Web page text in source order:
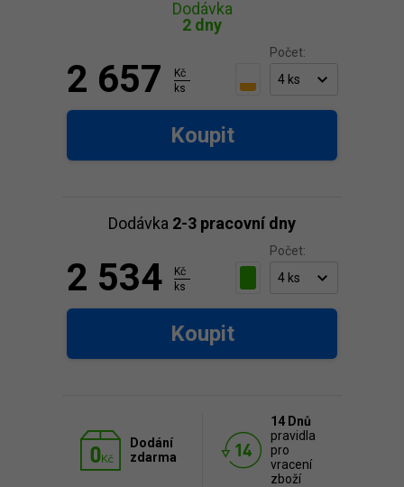
Dodávka
2 dny
Počet:
2 657
Kč
ks
Koupit
Dodávka 2-3 pracovní dny
Počet:
2 534
Kč
ks
Koupit
Dodání
zdarma
14 Dnů
pravidla
pro
vracení
zboží